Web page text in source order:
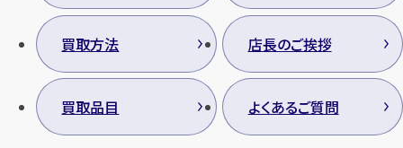
買取方法 店長のご挨拶
買取品目 よくあるご質問